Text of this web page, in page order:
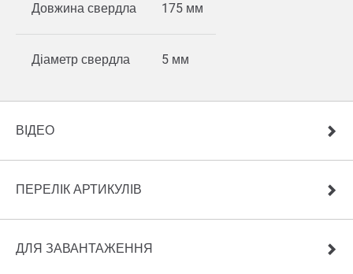
Довжина свердла 175 мм
Діаметр свердла 5 мм
ВІДЕО
ПЕРЕЛІК АРТИКУЛІВ
ДЛЯ ЗАВАНТАЖЕННЯ